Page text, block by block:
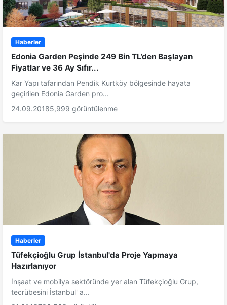
Haberler
Edonia Garden Peşinde 249 Bin TL’den Başlayan
Fiyatlar ve 36 Ay Sıfır...
Kar Yapı tafarından Pendik Kurtköy bölgesinde hayata
geçirilen Edonia Garden pro...
24.09.20185,999 görüntülenme
Haberler
Tüfekçioğlu Grup İstanbul'da Proje Yapmaya
Hazırlanıyor
İnşaat ve mobilya sektöründe yer alan Tüfekçioğlu Grup,
tecrübesini İstanbul' a...